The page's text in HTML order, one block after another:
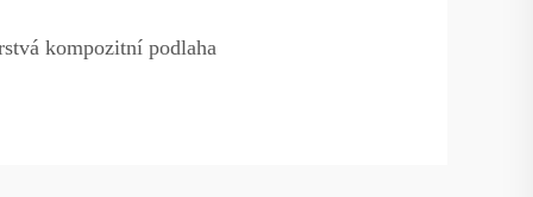
kompozitní podlaha